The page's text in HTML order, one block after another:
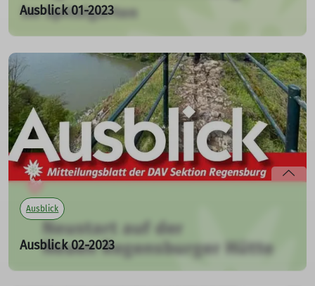
mehr erfahren
Ausblick 01-2023
Das Magazin für die Mitglieder der Sektion Regensburg
Im Ausblick 01-2023 kündigen wir die
Mitgliederversammlung 2023 an, berichten aus den
Gruppen und aus den Hütten und listen euch alle
wichtigen Termine auf.
Ausblick 01-2023 (PDF)
mehr erfahren
Ausblick
Ausblick 02-2023
01.06.2023